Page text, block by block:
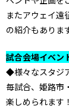
またアウェイ遠
の紹介もありま
試合会場イベン
◆様々なスタジ
毎試合、姫路市
楽しめられます！